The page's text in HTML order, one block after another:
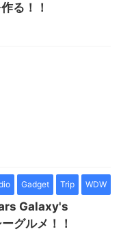
る！！
Gadget Trip WDW
Galaxy's
グルメ！！